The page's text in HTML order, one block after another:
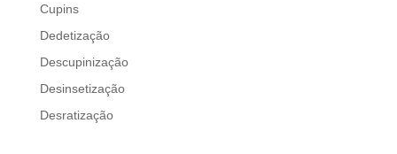
Cupins
Dedetização
Descupinização
Desinsetização
Desratização